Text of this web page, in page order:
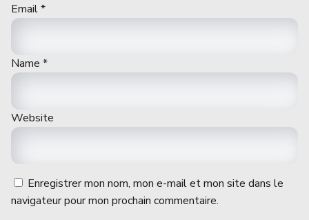
Email*
Name *
Website
Enregistrer mon nom, mon e-mail et mon site dans le
navigateur pour mon prochain commentaire.